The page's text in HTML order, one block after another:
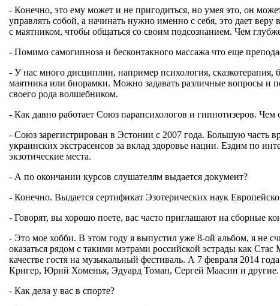
- Конечно, это ему может и не пригодиться, но умея это, он
управлять собой, а начинать нужно именно с себя, это дает
с маятником, чтобы общаться со своим подсознанием. Чем
- Помимо самогипноза и бесконтакного массажа что еще
- У нас много дисциплин, например психология,
маятника или биорамки. Можно задавать различные вопросы и
своего рода волшебником.
- Как давно работает Союз парапсихологов и гипнотизеров. Чем
- Союз зарегистрирован в Эстонии с 2007 года. Большую
украинских экстрасенсов за вклад здоровье нации. Ездим по
экзотические места.
- А по окончании курсов слушателям выдается документ?
- Конечно. Выдается сертификат Эзотерических наук
- Говорят, вы хорошо поете, вас часто приглашают на сборные
- Это мое хобби. В этом году я выпустил уже 8-ой альбом, я не
оказаться рядом с такими мэтрами российской эстрады как
качестве гостя на музыкальный фестиваль. А 7 февраля 2014
Кригер, Юрий Хоменья, Эдуард Томан, Сергей Маасин и другие.
- Как дела у вас в спорте?